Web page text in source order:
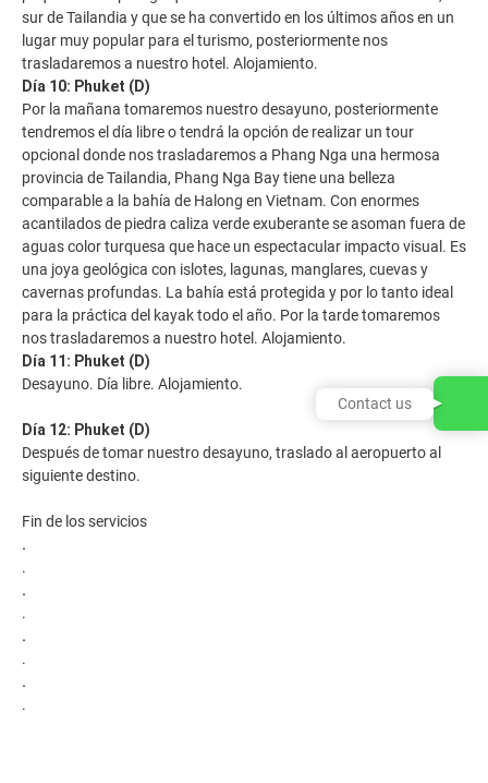
sur de Tailandia y que se ha convertido en los últimos años en un
lugar muy popular para el turismo, posteriormente nos
trasladaremos a nuestro hotel. Alojamiento.
Día 10: Phuket (D)
Por la mañana tomaremos nuestro desayuno, posteriormente
tendremos el día libre o tendrá la opción de realizar un tour
opcional donde nos trasladaremos a Phang Nga una hermosa
provincia de Tailandia, Phang Nga Bay tiene una belleza
comparable a la bahía de Halong en Vietnam. Con enormes
acantilados de piedra caliza verde exuberante se asoman fuera de
aguas color turquesa que hace un espectacular impacto visual. Es
una joya geológica con islotes, lagunas, manglares, cuevas y
cavernas profundas. La bahía está protegida y por lo tanto ideal
para la práctica del kayak todo el año. Por la tarde tomaremos
nos trasladaremos a nuestro hotel. Alojamiento.
Día 11: Phuket (D)
Desayuno. Día libre. Alojamiento.
Día 12: Phuket (D)
Después de tomar nuestro desayuno, traslado al aeropuerto al
siguiente destino.
Fin de los servicios
.
.
.
.
.
.
.
.
Contact us